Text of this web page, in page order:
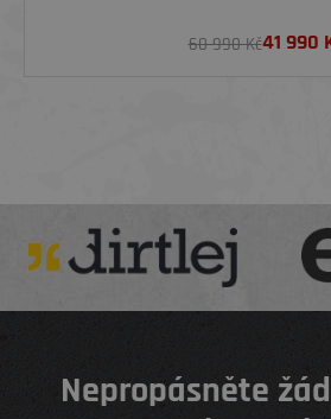
60 990 Kč41 990
Nepropásněte